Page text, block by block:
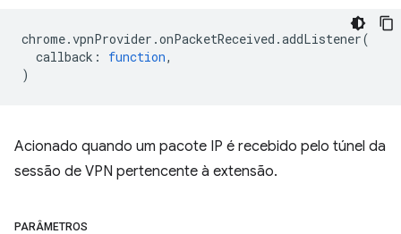
chrome.vpnProvider .onPacketReceived .addListener(
callback : function,
)
Acionado quando um pacote IP é recebido pelo túnel da
sessão de VPN pertencente à extensão.
PARÂMETROS